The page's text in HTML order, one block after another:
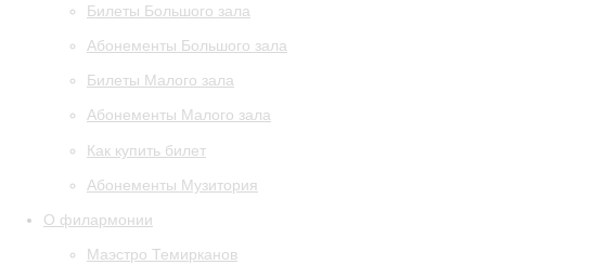
Билеты Большого зала
Абонементы Большого зала
Билеты Малого зала
Абонементы Малого зала
Как купить билет
Абонементы Музитория
О филармонии
Маэстро Темирканов